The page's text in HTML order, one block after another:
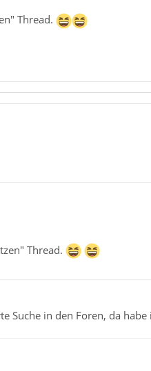
Thread.
Thread.
Suche in den Foren, da